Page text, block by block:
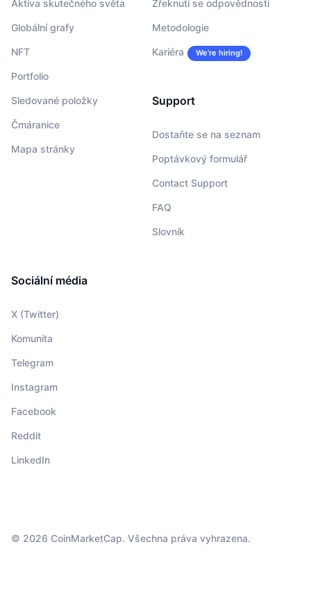
Aktiva skutečného světa
Globální grafy
NFT
Portfolio
Sledované položky
Čmáranice
Mapa stránky
Zřeknutí se odpovědnosti
Metodologie
Kariéra We’re hiring!
Support
Dostaňte se na seznam
Poptávkový formulář
Contact Support
FAQ
Slovník
Sociální média
X (Twitter)
Komunita
Telegram
Instagram
Facebook
Reddit
LinkedIn
© 2026 CoinMarketCap. Všechna práva vyhrazena.